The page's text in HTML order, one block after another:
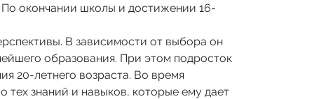
окончании школы и достижении 16-
В зависимости от выбора он
образования. При этом подросток
20-летнего возраста. Во время
знаний и навыков, которые ему дает